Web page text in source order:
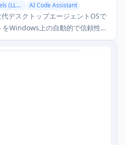
Large Language Models (LLMs) AI Code Assistant
デスクトップエージェントOSで
Windows上の自動的で信頼性の
ワークフローに変換し、UI自動
よびマルチエージェント連携を組